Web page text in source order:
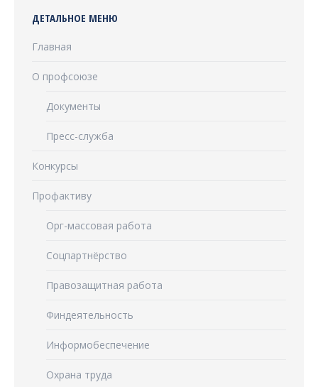
ДЕТАЛЬНОЕ МЕНЮ
Главная
О профсоюзе
Документы
Пресс-служба
Конкурсы
Профактиву
Орг-массовая работа
Соцпартнёрство
Правозащитная работа
Финдеятельность
Информобеспечение
Охрана труда